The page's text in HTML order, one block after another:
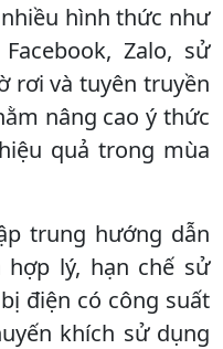
hình thức như
Zalo, sử
rơi và tuyên truyền
nâng cao ý thức
quả trong mùa
trung hướng dẫn
lý, hạn chế sử
điện có công suất
khích sử dụng